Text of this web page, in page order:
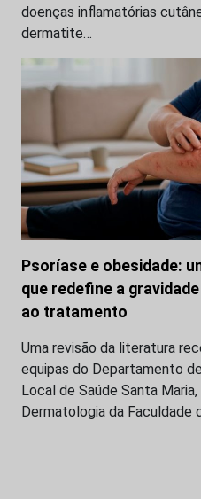
doenças inflamatórias
dermatite…
Psoríase e obesidade:
que redefine a
ao tratamento
Uma revisão da literatura
equipas do Departamento
Local de Saúde Santa
Dermatologia da Faculdade